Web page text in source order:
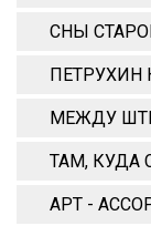
СНЫ
ПЕТРУХИН
МЕЖДУ
ТАМ, КУДА
АРТ -